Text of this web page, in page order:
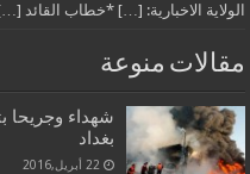
الولاية الاخبارية: […] *خطاب القائد
مقالات منوعة
شهداء وجريحا
بغداد
22 أبريل,2016